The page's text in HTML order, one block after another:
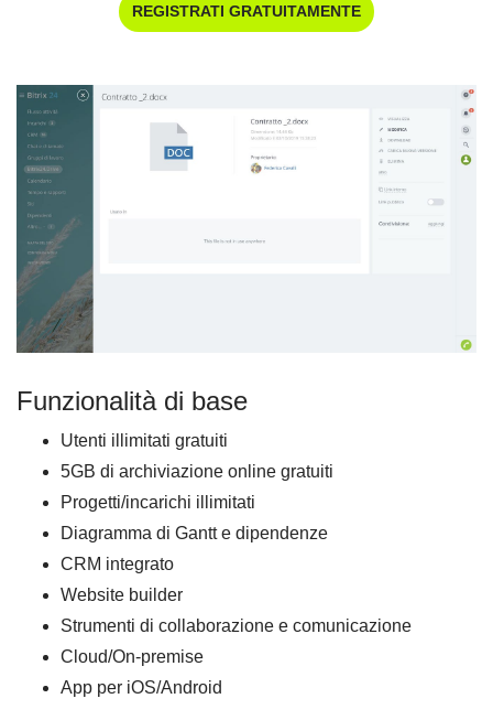
REGISTRATI GRATUITAMENTE
Funzionalità di base
Utenti illimitati gratuiti
5GB di archiviazione online gratuiti
Progetti/incarichi illimitati
Diagramma di Gantt e dipendenze
CRM integrato
Website builder
Strumenti di collaborazione e comunicazione
Cloud/On-premise
App per iOS/Android